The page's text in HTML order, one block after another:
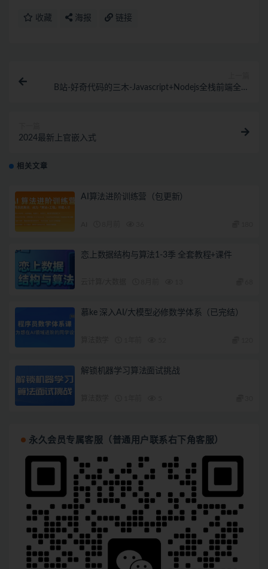
收藏 海报 链接
B站-好奇代码的三木-Javascript+Nodejs全栈前端全能
2024最新上官嵌入式
相关文章
AI算法进阶训练营（包更新）
恋上数据结构与算法1-3季 全套教程+课件
慕ke 深入AI/大模型必修数学体系（已完结）
解锁机器学习算法面试挑战
永久会员专属客服（普通用户联系右下角客服）